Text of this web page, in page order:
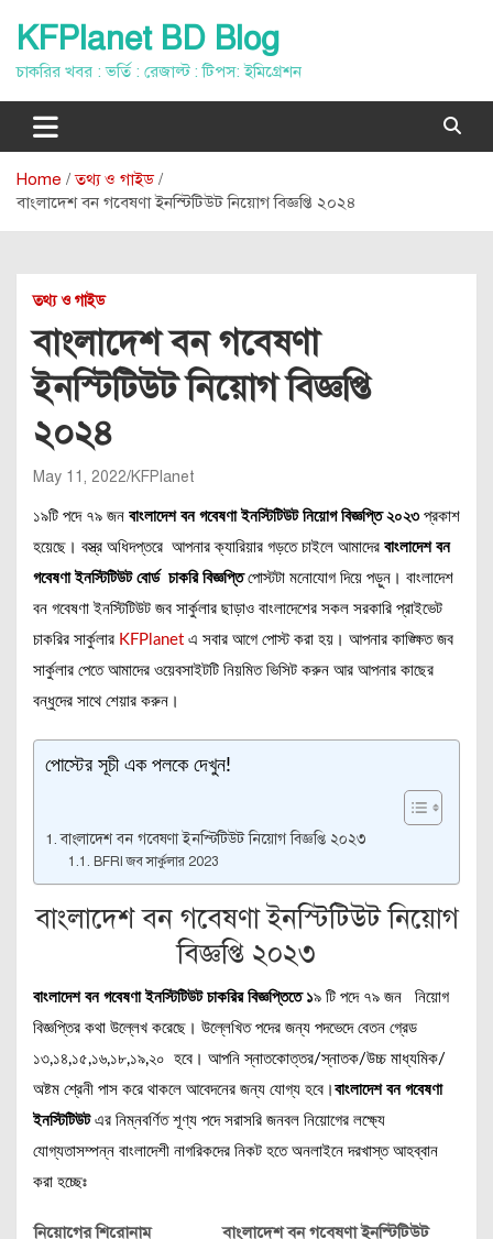
content
KFPlanet BD Blog
চাকরির খবর : ভর্তি : রেজাল্ট : টিপস: ইমিগ্রেশন
Home
তথ্য ও গাইড
বাংলাদেশ বন গবেষণা ইনস্টিটিউট নিয়োগ বিজ্ঞপ্তি ২০২৪
তথ্য ও গাইড
বাংলাদেশ বন গবেষণা
ইনস্টিটিউট নিয়োগ বিজ্ঞপ্তি
২০২৪
May 11, 2022 KFPlanet
১৯টি পদে ৭৯ জন বাংলাদেশ বন গবেষণা ইনস্টিটিউট নিয়োগ বিজ্ঞপ্তি ২০২৩প্রকাশ
হয়েছে। বস্ত্র অধিদপ্তরে আপনার ক্যারিয়ার গড়তে চাইলে আমাদের বাংলাদেশ বন
গবেষণা ইনস্টিটিউট বোর্ড চাকরি বিজ্ঞপ্তিপোস্টটা মনোযোগ দিয়ে পড়ুন। বাংলাদেশ
বন গবেষণা ইনস্টিটিউট জব সার্কুলার ছাড়াও বাংলাদেশের সকল সরকারি প্রাইভেট
চাকরির সার্কুলার KFPlanet এ সবার আগে পোস্ট করা হয়। আপনার কাঙ্ক্ষিত জব
সার্কুলার পেতে আমাদের ওয়েবসাইটটি নিয়মিত ভিসিট করুন আর আপনার কাছের
বন্ধুদের সাথে শেয়ার করুন।
পোস্টের সূচী এক পলকে দেখুন!
বাংলাদেশ বন গবেষণা ইনস্টিটিউট নিয়োগ বিজ্ঞপ্তি ২০২৩
BFRI জব সার্কুলার 2023
বাংলাদেশ বন গবেষণা ইনস্টিটিউট নিয়োগ
বিজ্ঞপ্তি ২০২৩
বাংলাদেশ বন গবেষণা ইনস্টিটিউট চাকরির বিজ্ঞপ্তিতে ১৯ টি পদে ৭৯ জন নিয়োগ
বিজ্ঞপ্তির কথা উল্লেখ করেছে। উল্লেখিত পদের জন্য পদভেদে বেতন গ্রেড
১৩,১৪,১৫,১৬,১৮,১৯,২০ হবে। আপনি স্নাতকোত্তর/স্নাতক/উচ্চ মাধ্যমিক/
অষ্টম শ্রেনী পাস করে থাকলে আবেদনের জন্য যোগ্য হবে। বাংলাদেশ বন গবেষণা
ইনস্টিটিউটএর নিম্নবর্ণিত শূণ্য পদে সরাসরি জনবল নিয়োগের লক্ষ্যে
যোগ্যতাসম্পন্ন বাংলাদেশী নাগরিকদের নিকট হতে অনলাইনে দরখাস্ত আহব্বান
করা হচ্ছেঃ
নিয়োগের শিরোনাম
বাংলাদেশ বন গবেষণা ইনস্টিটিউট